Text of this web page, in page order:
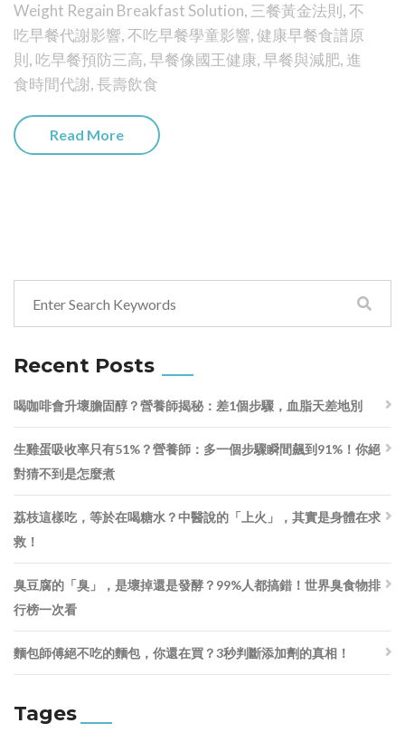
Weight Regain Breakfast Solution, 三餐黃金法則, 不
吃早餐代謝影響, 不吃早餐學童影響,健康早餐食譜原
則, 吃早餐預防三高,早餐像國王健康,早餐與減肥, 進
食時間代謝,長壽飲食
Read More
Recent Posts
喝咖啡會升壞膽固醇？營養師揭秘：差1個步驟，血脂天差地別
生雞蛋吸收率只有51%？營養師：多一個步驟瞬間飆到91%！你絕
對猜不到是怎麼煮
荔枝這樣吃，等於在喝糖水？中醫說的「上火」，其實是身體在求
救！
臭豆腐的「臭」，是壞掉還是發酵？99%人都搞錯！世界臭食物排
行榜一次看
麵包師傅絕不吃的麵包，你還在買？3秒判斷添加劑的真相！
Tages